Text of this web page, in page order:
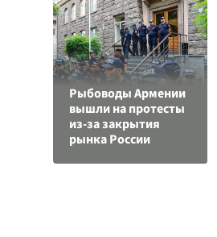
Рыбоводы Армении
вышли на протесты
из-за закрытия
рынка России